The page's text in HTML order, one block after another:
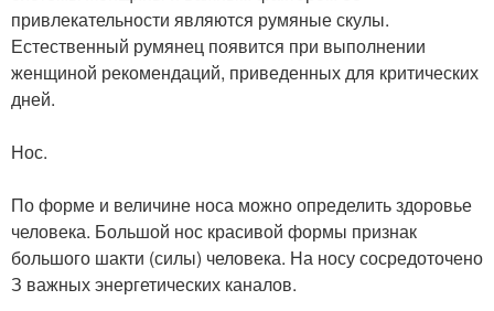
привлекательности являются румяные скулы.
Естественный румянец появится при выполнении
женщиной рекомендаций, приведенных для критических
дней.
Нос.
По форме и величине носа можно определить здоровье
человека. Большой нос красивой формы признак
большого шакти (силы) человека. На носу сосредоточено
З важных энергетических каналов.